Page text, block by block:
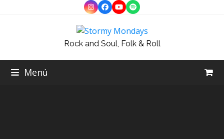
Instagram
Facebook
YouTube
Spotify
Rock and Soul, Folk & Roll
Menú